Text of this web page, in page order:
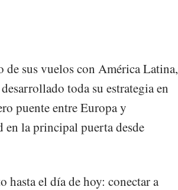
de sus vuelos con América Latina,
toda su estrategia en
puente entre Europa y
la principal puerta desde
hasta el día de hoy: conectar a